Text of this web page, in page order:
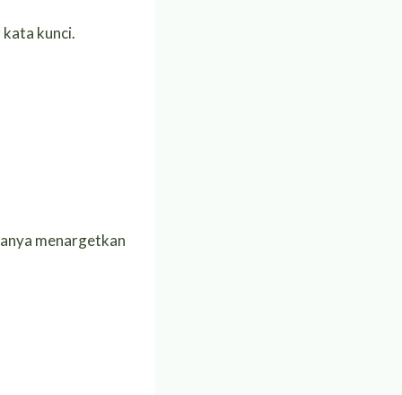
kata kunci.
menargetkan